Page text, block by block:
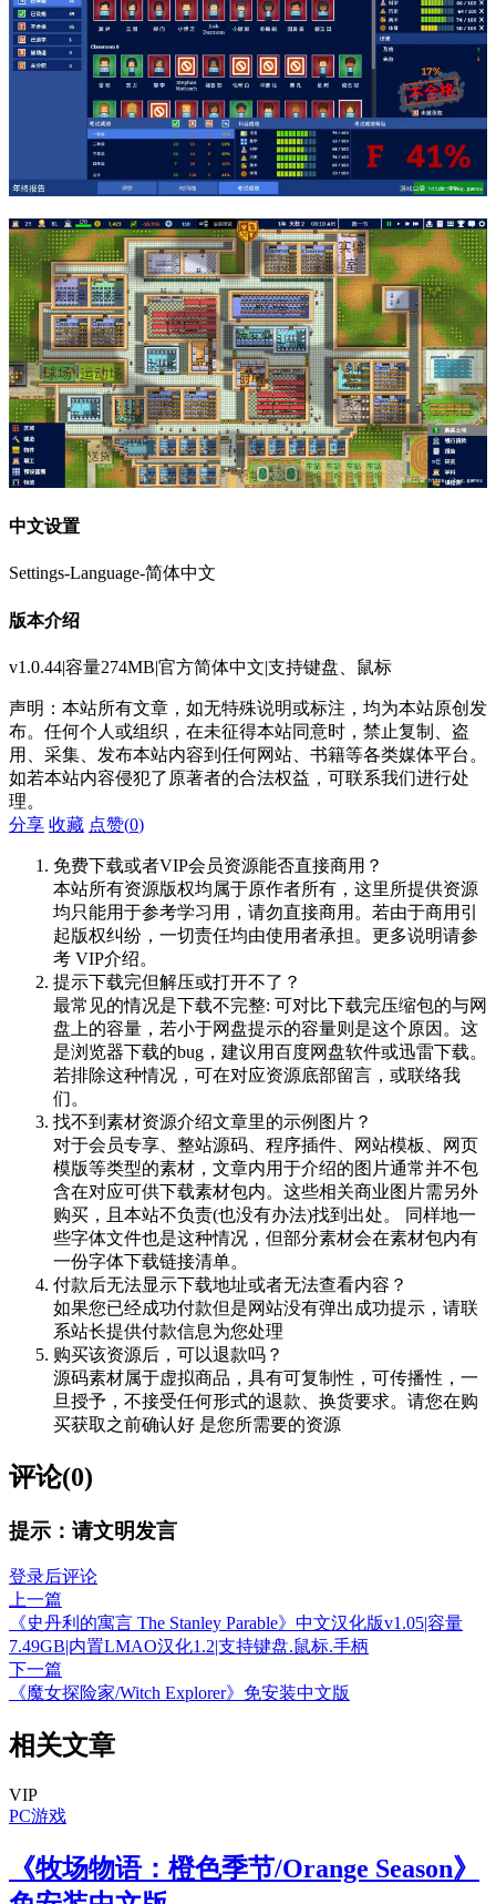
中文设置
Settings-Language-简体中文
版本介绍
v1.0.44|容量274MB|官方简体中文|支持键盘、鼠标
声明：本站所有文章，如无特殊说明或标注，均为本站原创发
布。任何个人或组织，在未征得本站同意时，禁止复制、盗
用、采集、发布本站内容到任何网站、书籍等各类媒体平台。
如若本站内容侵犯了原著者的合法权益，可联系我们进行处
理。
分享 收藏 点赞(0)
免费下载或者VIP会员资源能否直接商用？
本站所有资源版权均属于原作者所有，这里所提供资源
均只能用于参考学习用，请勿直接商用。若由于商用引
起版权纠纷，一切责任均由使用者承担。更多说明请参
考 VIP介绍。
提示下载完但解压或打开不了？
最常见的情况是下载不完整: 可对比下载完压缩包的与网
盘上的容量，若小于网盘提示的容量则是这个原因。这
是浏览器下载的bug，建议用百度网盘软件或迅雷下载。
若排除这种情况，可在对应资源底部留言，或联络我
们。
找不到素材资源介绍文章里的示例图片？
对于会员专享、整站源码、程序插件、网站模板、网页
模版等类型的素材，文章内用于介绍的图片通常并不包
含在对应可供下载素材包内。这些相关商业图片需另外
购买，且本站不负责(也没有办法)找到出处。 同样地一
些字体文件也是这种情况，但部分素材会在素材包内有
一份字体下载链接清单。
付款后无法显示下载地址或者无法查看内容？
如果您已经成功付款但是网站没有弹出成功提示，请联
系站长提供付款信息为您处理
购买该资源后，可以退款吗？
源码素材属于虚拟商品，具有可复制性，可传播性，一
旦授予，不接受任何形式的退款、换货要求。请您在购
买获取之前确认好 是您所需要的资源
评论(0)
提示：请文明发言
登录后评论
上一篇
《史丹利的寓言 The Stanley Parable》中文汉化版v1.05|容量
7.49GB|内置LMAO汉化1.2|支持键盘.鼠标.手柄
下一篇
《魔女探险家/Witch Explorer》免安装中文版
相关文章
VIP
PC游戏
《牧场物语：橙色季节/Orange Season》